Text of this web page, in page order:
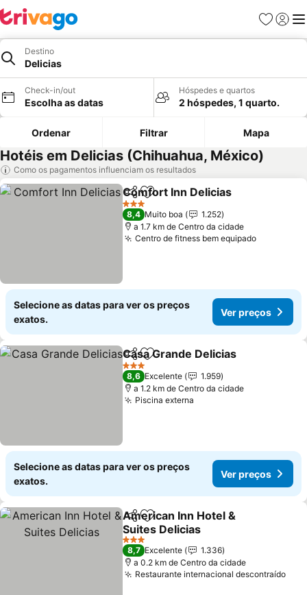
Favoritos
Iniciar
Destino
Delicias
Check-in/out
Escolha as datas
Hóspedes e quartos
2 hóspedes, 1 quarto.
Ordenar Filtrar Mapa
Hotéis em Delicias (Chihuahua, México)
Como os pagamentos influenciam os resultados
PartilharAdicionar aos favoritos
Comfort Inn Delicias
3 Estrelas
8,4 Muito boa
1.252
a 1.7 km de Centro da cidade
Centro de fitness bem equipadoVer
Selecione as datas para ver os preços
exatos.
Ver preços
PartilharAdicionar aos favoritos
Casa Grande Delicias
3 Estrelas
8,6 Excelente
1.959
a 1.2 km de Centro da cidade
Piscina externa
Selecione as datas para ver os preços
exatos.
Ver preços
PartilharAdicionar aos favoritos
American Inn Hotel &
Suites Delicias
Ver preços
3 Estrelas
8,7 Excelente
1.336
a 0.2 km de Centro da cidade
Restaurante internacional descontraídoVer